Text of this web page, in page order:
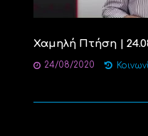
Χαμηλή Πτήση |
24/08/2020